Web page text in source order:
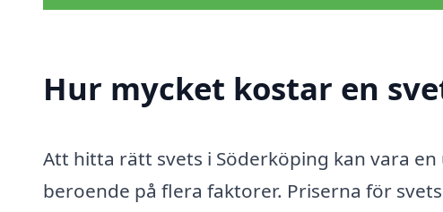
Hur mycket kostar en
Att hitta rätt svets i Söderköping kan vara
beroende på flera faktorer. Priserna för